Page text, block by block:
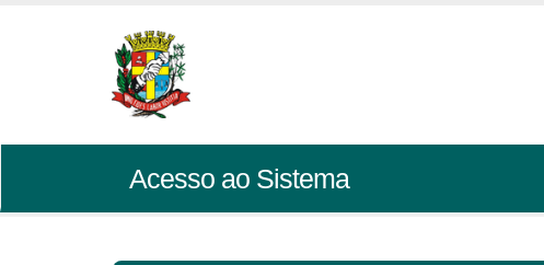
Acesso ao Sistema